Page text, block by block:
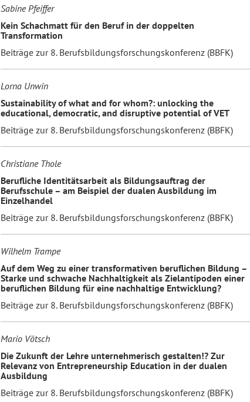
Sabine Pfeiffer
Kein Schachmatt für den Beruf in der doppelten
Transformation
Beiträge zur 8. Berufsbildungsforschungskonferenz (BBFK)
Lorna Unwin
Sustainability of what and for whom?: unlocking the
educational, democratic, and disruptive potential of VET
Beiträge zur 8. Berufsbildungsforschungskonferenz (BBFK)
Christiane Thole
Berufliche Identitätsarbeit als Bildungsauftrag der
Berufsschule – am Beispiel der dualen Ausbildung im
Einzelhandel
Beiträge zur 8. Berufsbildungsforschungskonferenz (BBFK)
Wilhelm Trampe
Auf dem Weg zu einer transformativen beruflichen Bildung –
Starke und schwache Nachhaltigkeit als Zielantipoden einer
beruflichen Bildung für eine nachhaltige Entwicklung?
Beiträge zur 8. Berufsbildungsforschungskonferenz (BBFK)
Mario Vötsch
Die Zukunft der Lehre unternehmerisch gestalten!? Zur
Relevanz von Entrepreneurship Education in der dualen
Ausbildung
Beiträge zur 8. Berufsbildungsforschungskonferenz (BBFK)